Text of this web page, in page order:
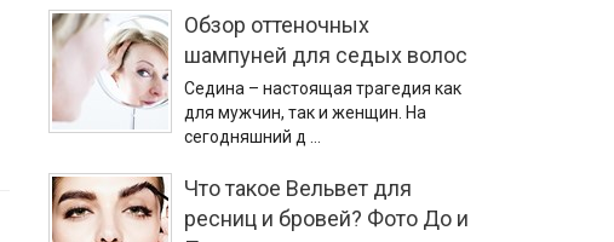
Обзор оттеночных
шампуней для седых волос
Седина – настоящая трагедия как
для мужчин, так и женщин. На
сегодняшний д …
Что такое Вельвет для
ресниц и бровей? Фото До и